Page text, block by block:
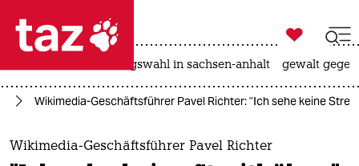
 taz zahl ich
taz zahl ich
themen

taz zahl ich
landtagswahl in sachsen-anhalt gewalt
Wikimedia-Geschäftsführer Pavel Richter: "Ich sehe keine
Wikimedia-Geschäftsführer Pavel Richter